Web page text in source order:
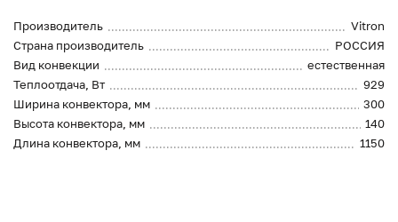
Производитель
Vitron
Страна производитель
РОССИЯ
Вид конвекции
естественная
Теплоотдача, Вт
929
Ширина конвектора, мм
300
Высота конвектора, мм
140
Длина конвектора, мм
1150